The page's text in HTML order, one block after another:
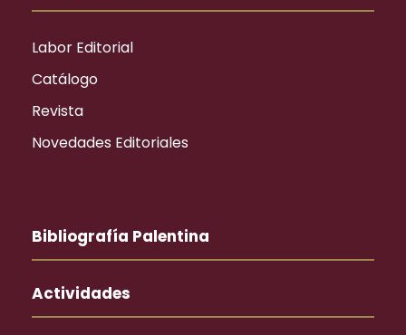
Labor Editorial
Catálogo
Revista
Novedades Editoriales
Bibliografía Palentina
Actividades